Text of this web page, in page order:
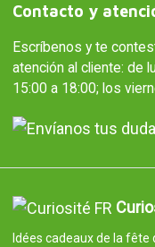
Contacto y
Escríbenos y te
atención al cliente: de
15:00 a 18:00; los
Idées cadeaux de la fête